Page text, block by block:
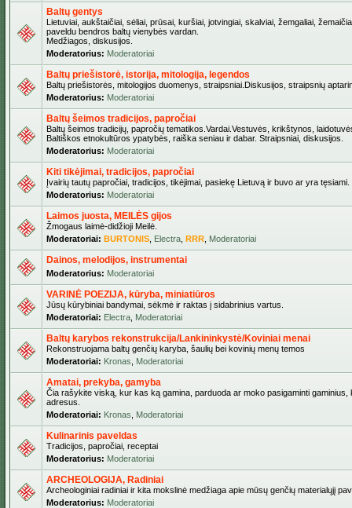
Baltų gentys
Lietuviai, aukštaičiai, sėliai, prūsai, kuršiai, jotvingiai, skalviai, žemgaliai,
paveldu bendros baltų vienybės vardan.
Medžiagos, diskusijos.
Moderatorius: Moderatoriai
Baltų priešistorė, istorija, mitologija, legendos
Baltų priešistorės, mitologijos duomenys, straipsniai.Diskusijos, straipsnių
Moderatorius: Moderatoriai
Baltų šeimos tradicijos, papročiai
Baltų šeimos tradicijų, papročių tematikos.Vardai.Vestuvės, krikštynos,
Baltiškos etnokultūros ypatybės, raiška seniau ir dabar. Straipsniai, diskusijos.
Moderatorius: Moderatoriai
Kiti tikėjimai, tradicijos, papročiai
Įvairių tautų papročiai, tradicijos, tikėjimai, pasiekę Lietuvą ir buvo ar yra tęsiami.
Moderatorius: Moderatoriai
Laimos juosta, MEILĖS gijos
Žmogaus laimė-didžioji Meilė.
Moderatoriai: BURTONIS Electra RRR Moderatoriai
Dainos, melodijos, instrumentai
Moderatorius: Moderatoriai
VARINĖ POEZIJA, kūryba, miniatiūros
Jūsų kūrybiniai bandymai, sėkmė ir raktas į sidabrinius vartus.
Moderatoriai: Electra Moderatoriai
Baltų karybos rekonstrukcija/Lankininkystė/Koviniai menai
Rekonstruojama baltų genčių karyba, šaulių bei kovinių menų temos
Moderatoriai: Kronas Moderatoriai
Amatai, prekyba, gamyba
Čia rašykite viską, kur kas ką gamina, parduoda ar moko pasigaminti
adresus.
Moderatoriai: Kronas Moderatoriai
Kulinarinis paveldas
Tradicijos, papročiai, receptai
Moderatorius: Moderatoriai
ARCHEOLOGIJA, Radiniai
Archeologiniai radiniai ir kita mokslinė medžiaga apie mūsų genčių materialųjį
Moderatorius: Moderatoriai